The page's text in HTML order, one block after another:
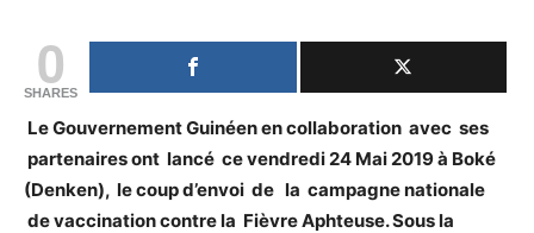
0
SHARES
Le Gouvernement Guinéen en collaboration avec ses
partenaires ont lancé ce vendredi 24 Mai 2019 à Boké
(Denken), le coup d’envoi de la campagne nationale
de vaccination contre la Fièvre Aphteuse. Sous la